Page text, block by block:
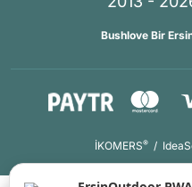
Bushlove Bir
İKOMERS® /